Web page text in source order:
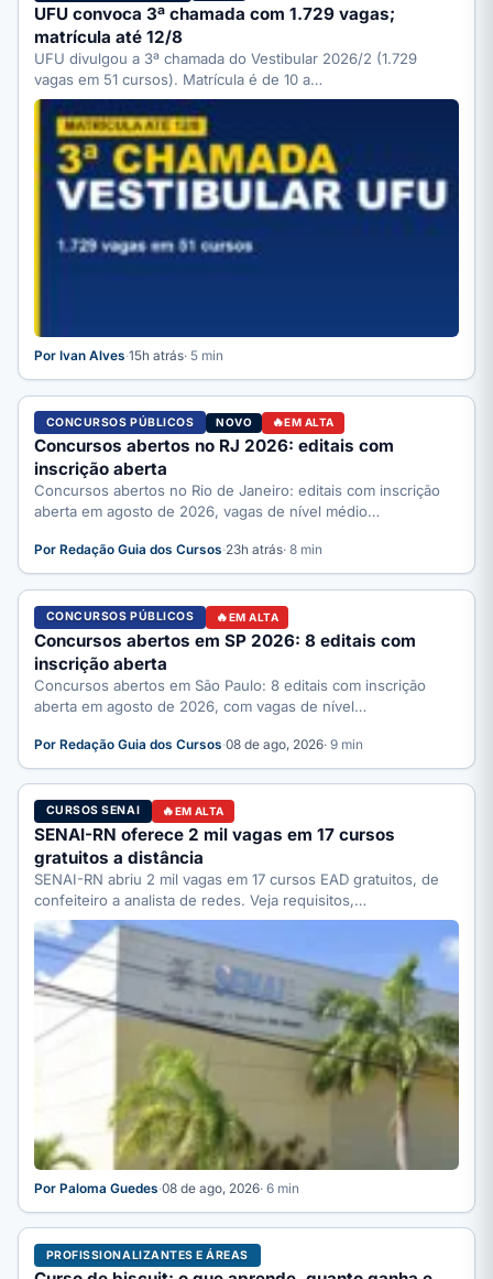
UFU convoca 3ª chamada com 1.729 vagas;
matrícula até 12/8
UFU divulgou a 3ª chamada do Vestibular 2026/2 (1.729
vagas em 51 cursos). Matrícula é de 10 a…
Por Ivan Alves·15h atrás· 5 min
CONCURSOS PÚBLICOS NOVO EM ALTA
Concursos abertos no RJ 2026: editais com
inscrição aberta
Concursos abertos no Rio de Janeiro: editais com inscrição
aberta em agosto de 2026, vagas de nível médio…
Por Redação Guia dos Cursos·23h atrás· 8 min
CONCURSOS PÚBLICOS EM ALTA
Concursos abertos em SP 2026: 8 editais com
inscrição aberta
Concursos abertos em São Paulo: 8 editais com inscrição
aberta em agosto de 2026, com vagas de nível…
Por Redação Guia dos Cursos·08 de ago, 2026· 9 min
CURSOS SENAI EM ALTA
SENAI-RN oferece 2 mil vagas em 17 cursos
gratuitos a distância
SENAI-RN abriu 2 mil vagas em 17 cursos EAD gratuitos, de
confeiteiro a analista de redes. Veja requisitos,…
Por Paloma Guedes·08 de ago, 2026· 6 min
PROFISSIONALIZANTES E ÁREAS